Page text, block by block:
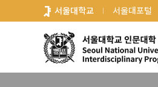
로
서울대학교 서울대포털